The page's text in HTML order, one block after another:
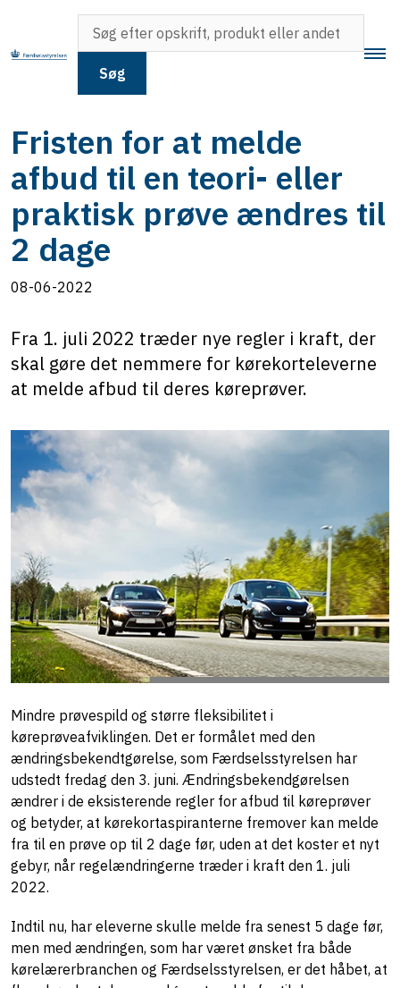
Søg
Fristen for at melde
afbud til en teori- eller
praktisk prøve ændres til
2 dage
08-06-2022
Fra 1. juli 2022 træder nye regler i kraft, der
skal gøre det nemmere for kørekorteleverne
at melde afbud til deres køreprøver.
Mindre prøvespild og større fleksibilitet i
køreprøveafviklingen. Det er formålet med den
ændringsbekendtgørelse, som Færdselsstyrelsen har
udstedt fredag den 3. juni. Ændringsbekendgørelsen
ændrer i de eksisterende regler for afbud til køreprøver
og betyder, at kørekortaspiranterne fremover kan melde
fra til en prøve op til 2 dage før, uden at det koster et nyt
gebyr, når regelændringerne træder i kraft den 1. juli
2022.
Indtil nu, har eleverne skulle melde fra senest 5 dage før,
men med ændringen, som har været ønsket fra både
kørelærerbranchen og Færdselsstyrelsen, er det håbet, at